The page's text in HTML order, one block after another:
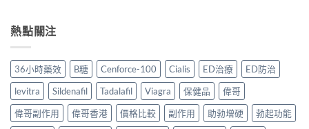
熱點關注
36小時藥效 B糖 Cenforce-100 Cialis ED治療
ED防治
levitra
Sildenafil Tadalafil Viagra 保健品
偉哥
偉哥副作用
偉哥香港 價格比較 副作用 助勃增硬 勃起功能